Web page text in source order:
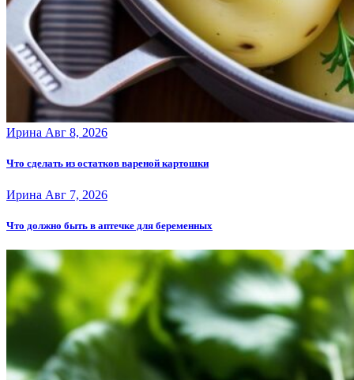
Ирина Авг 8, 2026
Что сделать из остатков вареной картошки
Ирина Авг 7, 2026
Что должно быть в аптечке для беременных